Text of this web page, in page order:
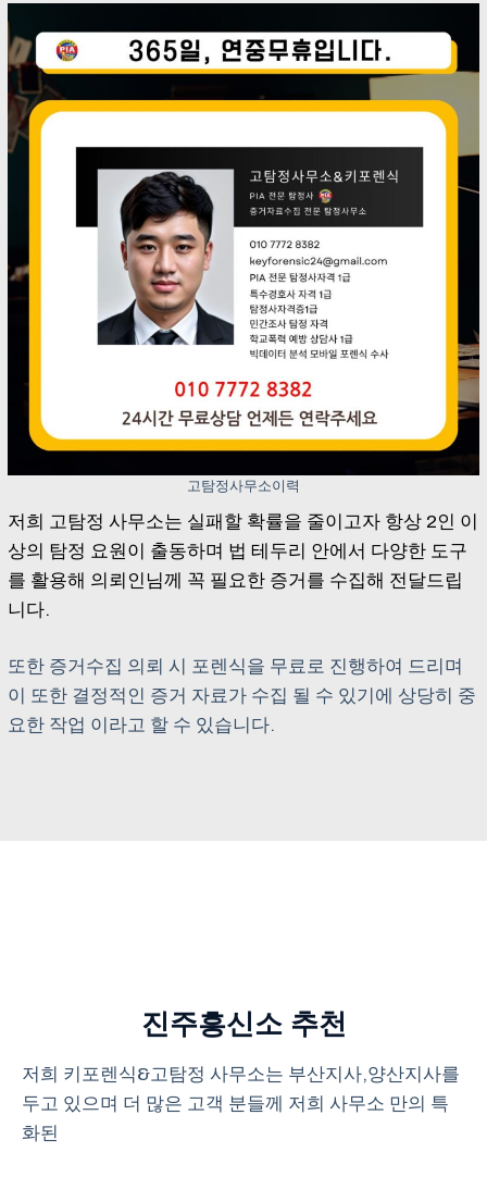
고탐정사무소이력
저희 고탐정 사무소는 실패할 확률을 줄이고자 항상 2인 이
상의 탐정 요원이 출동하며 법 테두리 안에서 다양한 도구
를 활용해 의뢰인님께 꼭 필요한 증거를 수집해 전달드립
니다.
또한 증거수집 의뢰 시 포렌식을 무료로 진행하여 드리며
이 또한 결정적인 증거 자료가 수집 될 수 있기에 상당히 중
요한 작업 이라고 할 수 있습니다.
진주흥신소 추천
저희 키포렌식&고탐정 사무소는 부산지사,양산지사를
두고 있으며 더 많은 고객 분들께 저희 사무소 만의 특
화된